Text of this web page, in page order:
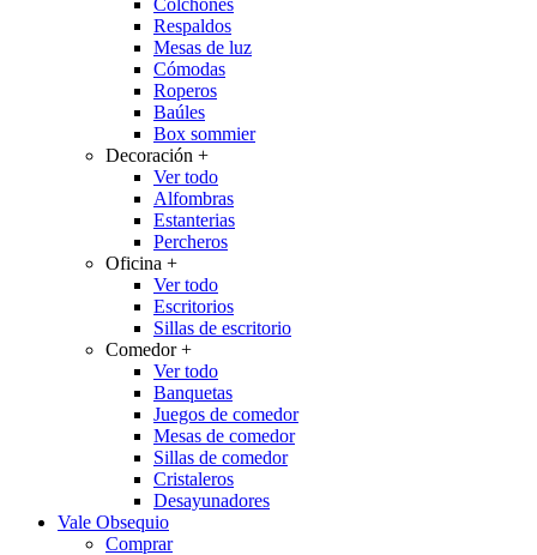
Colchones
Respaldos
Mesas de luz
Cómodas
Roperos
Baúles
Box sommier
Decoración +
Ver todo
Alfombras
Estanterias
Percheros
Oficina +
Ver todo
Escritorios
Sillas de escritorio
Comedor+
Ver todo
Banquetas
Juegos de comedor
Mesas de comedor
Sillas de comedor
Cristaleros
Desayunadores
Vale Obsequio
Comprar